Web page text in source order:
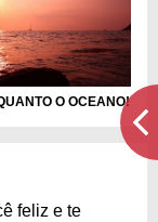
O OCEANO!
feliz e te